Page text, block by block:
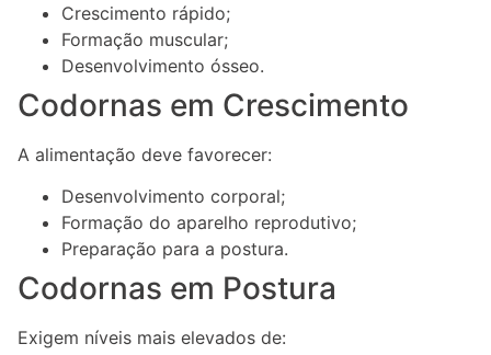
Crescimento rápido;
Formação muscular;
Desenvolvimento ósseo.
Codornas em Crescimento
A alimentação deve favorecer:
Desenvolvimento corporal;
Formação do aparelho reprodutivo;
Preparação para a postura.
Codornas em Postura
Exigem níveis mais elevados de: